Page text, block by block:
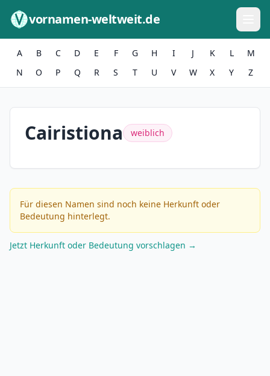
vornamen-weltweit.de
A B C D E F G H I J K L
M
N
O P Q R S T U V W X Y Z
Cairistiona weiblich
Für diesen Namen sind noch keine Herkunft oder
Bedeutung hinterlegt.
Jetzt Herkunft oder Bedeutung vorschlagen →